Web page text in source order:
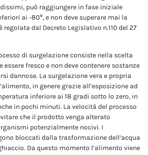
può raggiungere in fase iniziale
ai -80°, e non deve superare mai la
regolata dal Decreto Legislativo n.110 del 27
di surgelazione consiste nella scelta
essere fresco e non deve contenere sostanze
dannose. La surgelazione vera e propria
in genere grazie all’esposizione ad
inferiore ai 18 gradi sotto lo zero, in
in pochi minuti. La velocità del processo
che il prodotto venga alterato
potenzialmente nocivi. I
bloccati dalla trasformazione dell’acqua
Da questo momento l’alimento viene